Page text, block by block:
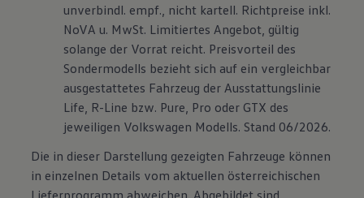
unverbindl. empf., nicht kartell. Richtpreise inkl.
NoVA u. MwSt. Limitiertes Angebot, gültig
solange der Vorrat reicht. Preisvorteil des
Sondermodells bezieht sich auf ein vergleichbar
ausgestattetes Fahrzeug der Ausstattungslinie
Life, R-Line bzw. Pure, Pro oder GTX des
jeweiligen Volkswagen Modells. Stand 06/2026.
Die in dieser Darstellung gezeigten Fahrzeuge können
in einzelnen Details vom aktuellen österreichischen
Lieferprogramm abweichen. Abgebildet sind